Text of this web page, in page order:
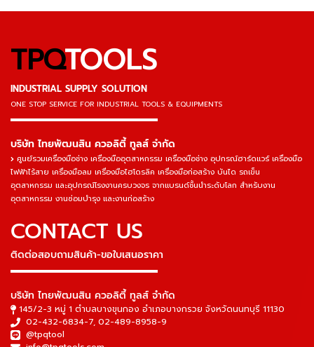
TPQTOOLS
INDUSTRIAL SUPPLY SOLUTION
ONE STOP SERVICE FOR INDUSTRIAL TOOLS & EQUIPMENTS
▬▬▬▬▬▬▬▬▬▬▬▬▬▬▬
บริษัท ไทยพัฒนสิน ควอลิตี้ ทูลส์ จำกัด
ศูนย์รวมเครื่องมือช่าง เครื่องมืออุตสาหกรรม เครื่องมือช่าง อุปกรณ์ฮาร์ดแวร์ เครื่องมือ
ไฟฟ้าไร้สาย เครื่องมือลม เครื่องมือไฮโดรลิค เครื่องมือก่อสร้าง บันได รถเข็น
อุตสาหกรรม และอุปกรณ์โรงงานครบวงจร จากแบรนด์ชั้นนำระดับโลก สำหรับงาน
อุตสาหกรรม งานซ่อมบำรุง และงานก่อสร้าง
CONTACT US
ติดต่อสอบถามสินค้า-ขอใบเสนอราคา
▬▬▬▬▬▬▬▬▬▬▬▬▬▬▬
บริษัท ไทยพัฒนสิน ควอลิตี้ ทูลส์ จำกัด
145/2-3 หมู่ 1 ตำบลบางขุนกอง อำเภอบางกรวย จังหวัดนนทบุรี 11130
02-432-6834-7, 02-489-8958-9
@tpqtool